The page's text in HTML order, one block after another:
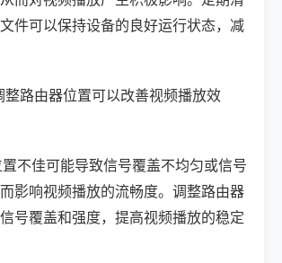
件可以保持设备的良好运行状态，减
整路由器位置可以改善视频播放效
不佳可能导致信号覆盖不均匀或信号
影响视频播放的流畅度。调整路由器
号覆盖和强度，提高视频播放的稳定